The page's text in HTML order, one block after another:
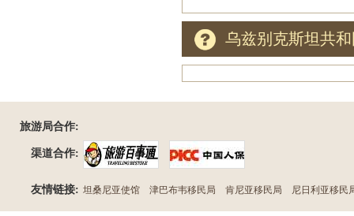
乌兹别克斯坦共
旅游局合作:
渠道合作:
友情链接: 坦桑尼亚使馆 津巴布韦移民局 肯尼亚移民局 尼日利亚移民